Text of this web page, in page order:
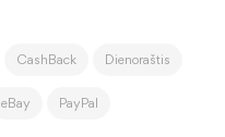
CashBack Dienoraštis
eBay PayPal